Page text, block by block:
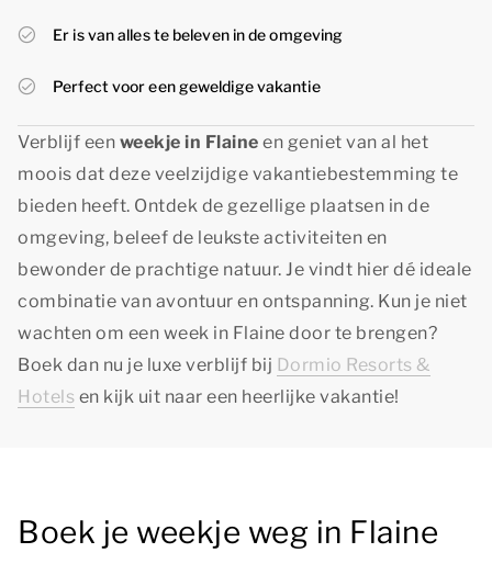
Er is van alles te beleven in de omgeving
Perfect voor een geweldige vakantie
Verblijf een weekje in Flaine en geniet van al het
moois dat deze veelzijdige vakantiebestemming te
bieden heeft. Ontdek de gezellige plaatsen in de
omgeving, beleef de leukste activiteiten en
bewonder de prachtige natuur. Je vindt hier dé ideale
combinatie van avontuur en ontspanning. Kun je niet
wachten om een week in Flaine door te brengen?
Boek dan nu je luxe verblijf bij Dormio Resorts &
Hotels en kijk uit naar een heerlijke vakantie!
Boek je weekje weg in Flaine